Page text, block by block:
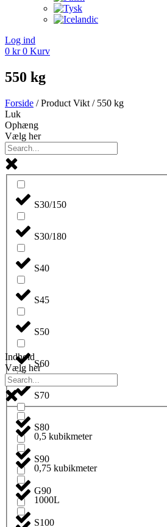
Log ind
0 kr 0 Kurv
550 kg
Forside / Product Vikt / 550 kg
Luk
Ophæng
Vælg her
S30/150
S30/180
S40
S45
S50
S60
S70
S80
S90
G90
S100
Indhold
Vælg her
0,5 kubikmeter
0,75 kubikmeter
1000L